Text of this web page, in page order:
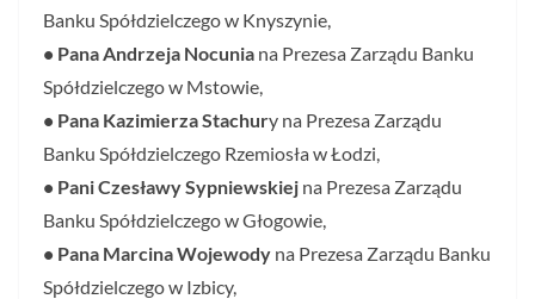
Banku Spółdzielczego w Knyszynie,
• Pana Andrzeja Nocunia na Prezesa Zarządu Banku
Spółdzielczego w Mstowie,
• Pana Kazimierza Stachury na Prezesa Zarządu
Banku Spółdzielczego Rzemiosła w Łodzi,
• Pani Czesławy Sypniewskiej na Prezesa Zarządu
Banku Spółdzielczego w Głogowie,
• Pana Marcina Wojewody na Prezesa Zarządu Banku
Spółdzielczego w Izbicy,